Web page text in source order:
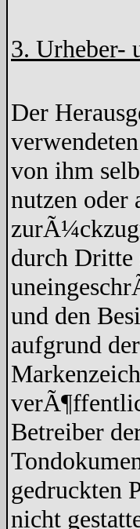
3. Urheber-
Der
von ihm
nutzen oder
durch Dritte
und den
aufgrund
Betreiber
gedruckten
nicht